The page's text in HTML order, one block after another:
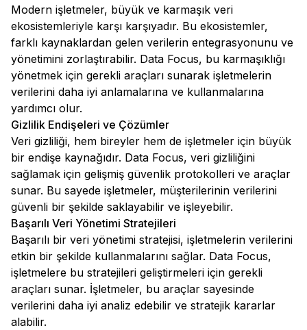
Modern işletmeler, büyük ve karmaşık veri
ekosistemleriyle karşı karşıyadır. Bu ekosistemler,
farklı kaynaklardan gelen verilerin entegrasyonunu ve
yönetimini zorlaştırabilir. Data Focus, bu karmaşıklığı
yönetmek için gerekli araçları sunarak işletmelerin
verilerini daha iyi anlamalarına ve kullanmalarına
yardımcı olur.
Gizlilik Endişeleri ve Çözümler
Veri gizliliği, hem bireyler hem de işletmeler için büyük
bir endişe kaynağıdır. Data Focus, veri gizliliğini
sağlamak için gelişmiş güvenlik protokolleri ve araçlar
sunar. Bu sayede işletmeler, müşterilerinin verilerini
güvenli bir şekilde saklayabilir ve işleyebilir.
Başarılı Veri Yönetimi Stratejileri
Başarılı bir veri yönetimi stratejisi, işletmelerin verilerini
etkin bir şekilde kullanmalarını sağlar. Data Focus,
işletmelere bu stratejileri geliştirmeleri için gerekli
araçları sunar. İşletmeler, bu araçlar sayesinde
verilerini daha iyi analiz edebilir ve stratejik kararlar
alabilir.